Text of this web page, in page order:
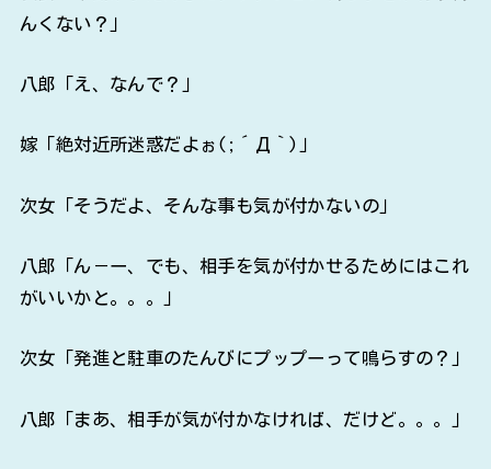
んくない？」
八郎「え、なんで？」
嫁「絶対近所迷惑だよぉ(;´Д｀)」
次女「そうだよ、そんな事も気が付かないの」
八郎「ん－ー、でも、相手を気が付かせるためにはこれ
がいいかと。。。」
次女「発進と駐車のたんびにプップーって鳴らすの？」
八郎「まあ、相手が気が付かなければ、だけど。。。」